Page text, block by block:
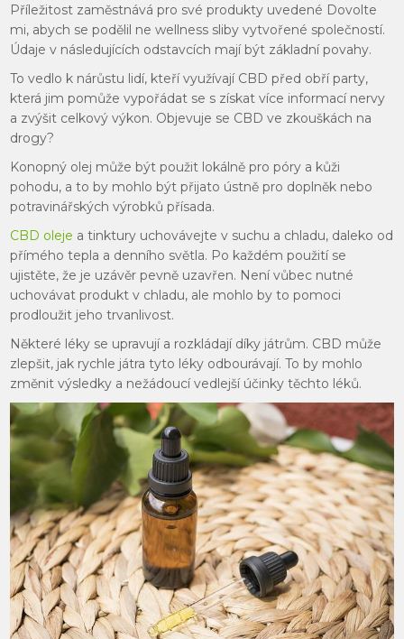
Příležitost zaměstnává pro své produkty uvedené Dovolte
mi, abych se podělil ne wellness sliby vytvořené společností.
Údaje v následujících odstavcích mají být základní povahy.
To vedlo k nárůstu lidí, kteří využívají CBD před obří party,
která jim pomůže vypořádat se s získat více informací nervy
a zvýšit celkový výkon. Objevuje se CBD ve zkouškách na
drogy?
Konopný olej může být použit lokálně pro póry a kůži
pohodu, a to by mohlo být přijato ústně pro doplněk nebo
potravinářských výrobků přísada.
CBD oleje a tinktury uchovávejte v suchu a chladu, daleko od
přímého tepla a denního světla. Po každém použití se
ujistěte, že je uzávěr pevně uzavřen. Není vůbec nutné
uchovávat produkt v chladu, ale mohlo by to pomoci
prodloužit jeho trvanlivost.
Některé léky se upravují a rozkládají díky játrům. CBD může
zlepšit, jak rychle játra tyto léky odbourávají. To by mohlo
změnit výsledky a nežádoucí vedlejší účinky těchto léků.